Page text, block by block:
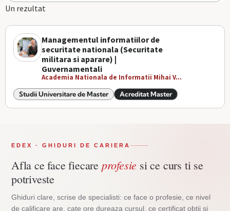
Un rezultat
Managementul informatiilor de
securitate nationala (Securitate
militara si aparare) |
Guvernamentali
Academia Nationala de Informatii Mihai V...
Studii Universitare de Master Acreditat Master
EDEX · GHIDURI DE CARIERA
Afla ce face fiecare profesie si ce curs ti se
potriveste
Ghiduri clare, scrise de specialisti: ce face o profesie, ce nivel
de calificare are, cate ore dureaza cursul, ce certificat obtii si